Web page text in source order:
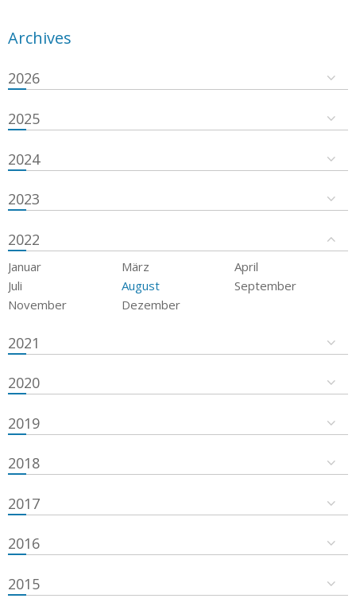
Archives
2026
2025
2024
2023
2022
Januar März
April
Juli
August
September
November
Dezember
2021
2020
2019
2018
2017
2016
2015